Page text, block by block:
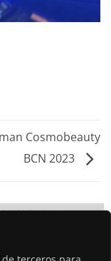
Cosmobeauty
BCN 2023
VICHY